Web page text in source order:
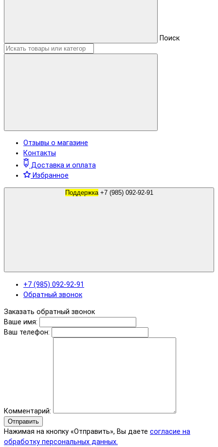
Поиск
Отзывы о магазине
Контакты
Доставка и оплата
Избранное
Поддержка +7 (985) 092-92-91
+7 (985) 092-92-91
Обратный звонок
Заказать обратный звонок
Ваше имя:
Ваш телефон:
Комментарий:
Отправить
Нажимая на кнопку «Отправить», Вы даете согласие на
обработку персональных данных.